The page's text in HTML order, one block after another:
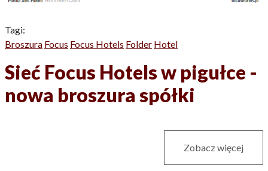
Tagi:
Broszura Focus Focus Hotels Folder Hotel
Sieć Focus Hotels w pigułce -
nowa broszura spółki
Zobacz więcej